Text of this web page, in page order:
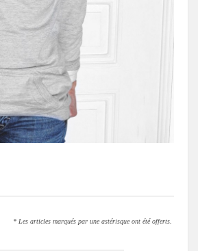
* Les articles marqués par une astérisque ont été offerts.